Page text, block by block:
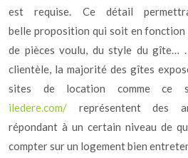
est requise. Ce détail
belle proposition qui soit en fonction
de pièces voulu, du style du gîte…
clientèle, la majorité des gîtes
sites de location comme
iledere.com/ représentent des
répondant à un certain niveau de
compter sur un logement bien